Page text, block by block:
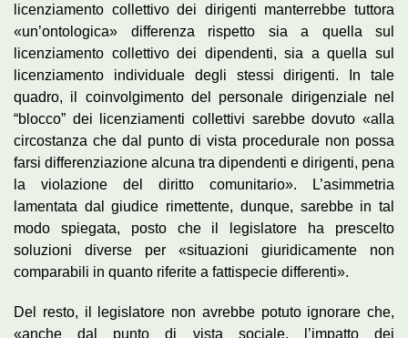
licenziamento collettivo dei dirigenti manterrebbe tuttora
«un’ontologica» differenza rispetto sia a quella sul
licenziamento collettivo dei dipendenti, sia a quella sul
licenziamento individuale degli stessi dirigenti. In tale
quadro, il coinvolgimento del personale dirigenziale nel
“blocco” dei licenziamenti collettivi sarebbe dovuto «alla
circostanza che dal punto di vista procedurale non possa
farsi differenziazione alcuna tra dipendenti e dirigenti, pena
la violazione del diritto comunitario». L’asimmetria
lamentata dal giudice rimettente, dunque, sarebbe in tal
modo spiegata, posto che il legislatore ha prescelto
soluzioni diverse per «situazioni giuridicamente non
comparabili in quanto riferite a fattispecie differenti».
Del resto, il legislatore non avrebbe potuto ignorare che,
«anche dal punto di vista sociale, l’impatto dei